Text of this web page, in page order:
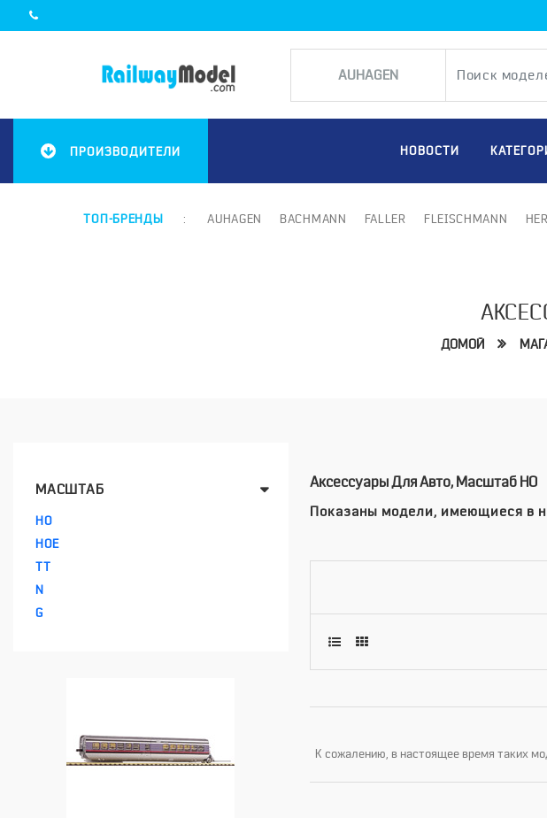
ПРОИЗВОДИТЕЛИ НОВОСТИ
ТОП-БРЕНДЫ : AUHAGEN BACHMANN FALLER FLEISCHMANN
ДОМОЙ
МАСШТАБ
HO
HOE
TT
N
G
Аксессуары Для Авто, Масштаб HO
Показаны модели, имеющиеся в
К сожалению, в настоящее время таких